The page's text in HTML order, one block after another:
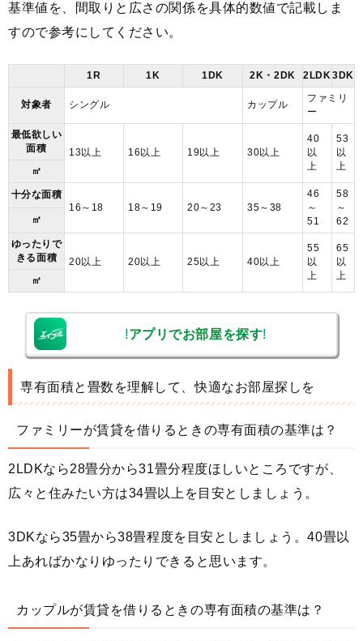
基準値を、間取りと広さの関係を具体的数値で記載しま
すので参考にしてください。
1R 1K 1DK 2K・2DK 2LDK3DK
対象者 シングル カップル
ファミリ
ー
最低欲しい
面積
13以上 16以上 19以上 30以上
40
以
上
53
以
上
㎡
十分な面積
16～18
18～19 20～23 35～38
46
～
51
58
～
62
㎡
ゆったりで
きる面積
20以上 20以上 25以上 40以上
55
以
上
65
以
上
㎡
!アプリでお部屋を探す!
専有面積と畳数を理解して、快適なお部屋探しを
ファミリーが賃貸を借りるときの専有面積の基準は？
2LDKなら28畳分から31畳分程度ほしいところですが、
広々と住みたい方は34畳以上を目安としましょう。
3DKなら35畳から38畳程度を目安としましょう。40畳以
上あればかなりゆったりできると思います。
カップルが賃貸を借りるときの専有面積の基準は？